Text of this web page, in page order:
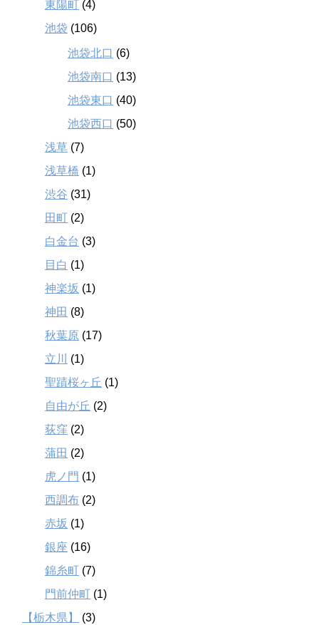
東陽町 (4)
池袋 (106)
池袋北口 (6)
池袋南口 (13)
池袋東口 (40)
池袋西口 (50)
浅草 (7)
浅草橋 (1)
渋谷 (31)
田町 (2)
白金台 (3)
目白 (1)
神楽坂 (1)
神田 (8)
秋葉原 (17)
立川
(1)
聖蹟桜ヶ丘 (1)
自由が丘 (2)
荻窪 (2)
蒲田 (2)
虎ノ門 (1)
西調布 (2)
赤坂 (1)
銀座 (16)
錦糸町 (7)
門前仲町 (1)
【栃木県】
(3)